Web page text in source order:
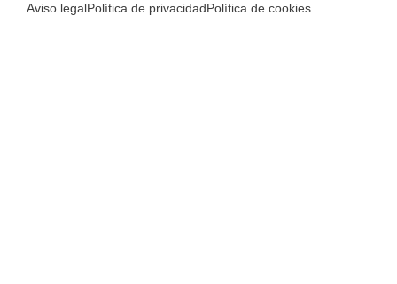
Aviso legalPolítica de privacidadPolítica de cookies